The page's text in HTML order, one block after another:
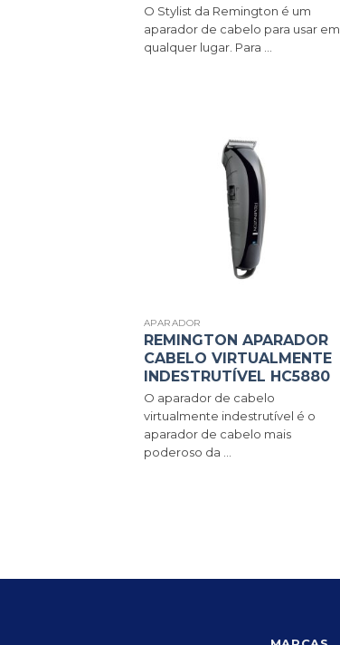
O Stylist da Remington é um
aparador de cabelo para usar em
qualquer lugar. Para ...
APARADOR
REMINGTON APARADOR
CABELO VIRTUALMENTE
INDESTRUTÍVEL HC5880
O aparador de cabelo
virtualmente indestrutível é o
aparador de cabelo mais
poderoso da ...